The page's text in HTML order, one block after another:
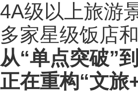
4A级以上旅游
多家星级饭店
从“单点突破”
正在重构“文旅